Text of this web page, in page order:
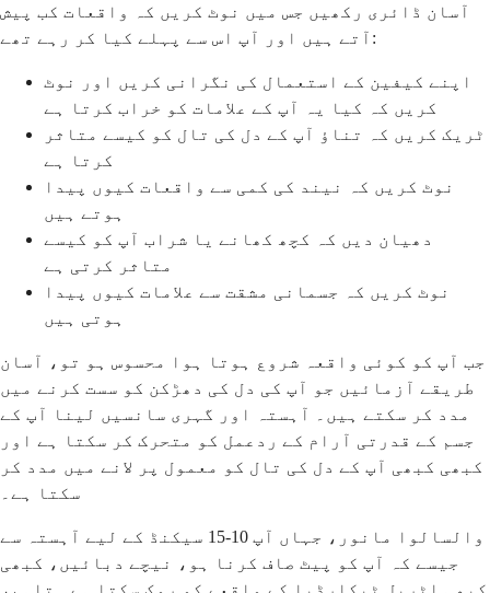
آسان ڈائری رکھیں جس میں نوٹ کریں کہ واقعات کب پیش
آتے ہیں اور آپ اس سے پہلے کیا کر رہے تھے:
اپنے کیفین کے استعمال کی نگرانی کریں اور نوٹ
کریں کہ کیا یہ آپ کے علامات کو خراب کرتا ہے
ٹریک کریں کہ تناؤ آپ کے دل کی تال کو کیسے متاثر
کرتا ہے
نوٹ کریں کہ نیند کی کمی سے واقعات کیوں پیدا
ہوتے ہیں
دھیان دیں کہ کچھ کھانے یا شراب آپ کو کیسے
متاثر کرتی ہے
نوٹ کریں کہ جسمانی مشقت سے علامات کیوں پیدا
ہوتی ہیں
جب آپ کو کوئی واقعہ شروع ہوتا ہوا محسوس ہو تو، آسان
طریقے آزمائیں جو آپ کی دل کی دھڑکن کو سست کرنے میں
مدد کر سکتے ہیں۔ آہستہ اور گہری سانسیں لینا آپ کے
جسم کے قدرتی آرام کے ردعمل کو متحرک کر سکتا ہے اور
کبھی کبھی آپ کے دل کی تال کو معمول پر لانے میں مدد کر
سکتا ہے۔
والسالوا مانور، جہاں آپ 10-15 سیکنڈ کے لیے آہستہ سے
جیسے کہ آپ کو پیٹ صاف کرنا ہو، نیچے دبائیں، کبھی